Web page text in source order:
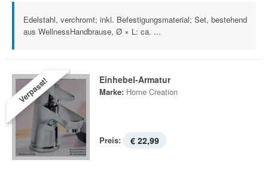
Edelstahl, verchromt; inkl. Befestigungsmaterial; Set, bestehend
aus WellnessHandbrause, Ø × L: ca. ...
Verpasst! Einhebel-Armatur
Marke: Home Creation
Preis: € 22,99